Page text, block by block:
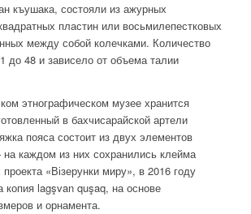
къушака, состояли из ажурных
пластин или восьмилепестковых
между собой колечками. Количество
до 48 и зависело от объема талии
этнографическом музее хранится
в бахчисарайской артели
пояса состоит из двух элементов
каждом из них сохранились клейма
«Візерунки миру», в 2016 году
копия lagşvan quşaq, на основе
и орнамента.